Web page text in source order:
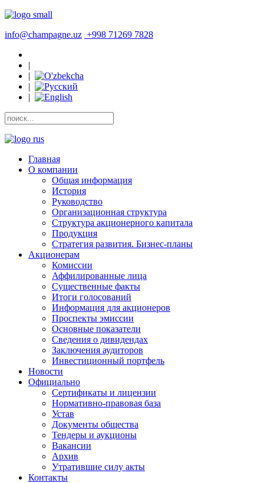
info@champagne.uz +998 71269 7828
|
|
|
|
Главная
О компании
Общая информация
История
Руководство
Организационная структура
Структура акционерного капитала
Продукция
Стратегия развития. Бизнес-планы
Акционерам
Комиссии
Аффилированные лица
Существенные факты
Итоги голосований
Информация для акционеров
Проспекты эмиссии
Основные показатели
Сведения о дивидендах
Заключения аудиторов
Инвестиционный портфель
Новости
Официально
Сертификаты и лицензии
Нормативно-правовая база
Устав
Документы общества
Тендеры и аукционы
Вакансии
Архив
Утратившие силу акты
Контакты